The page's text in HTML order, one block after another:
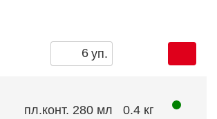
уп.
пл.конт. 280 мл 0.4 кг